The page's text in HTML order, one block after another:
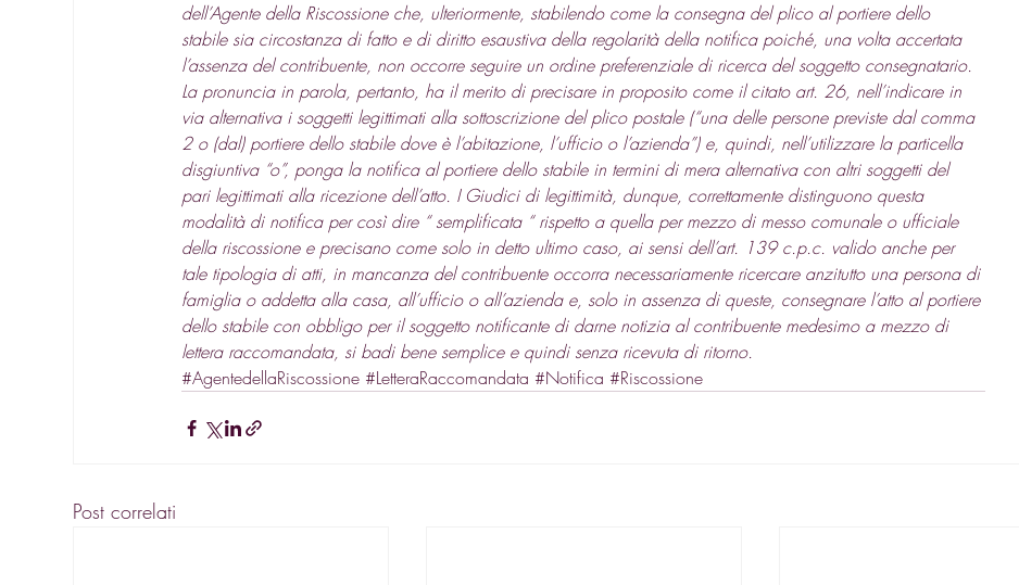
dell’Agente della Riscossione che, ulteriormente, stabilendo come la consegna del plico al portiere dello
stabile sia circostanza di fatto e di diritto esaustiva della regolarità della notifica poiché, una volta accertata
l’assenza del contribuente, non occorre seguire un ordine preferenziale di ricerca del soggetto consegnatario.
La pronuncia in parola, pertanto, ha il merito di precisare in proposito come il citato art. 26, nell’indicare in
via alternativa i soggetti legittimati alla sottoscrizione del plico postale (“una delle persone previste dal comma
2 o (dal) portiere dello stabile dove è l’abitazione, l’ufficio o l’azienda”) e, quindi, nell’utilizzare la particella
disgiuntiva “o”, ponga la notifica al portiere dello stabile in termini di mera alternativa con altri soggetti del
pari legittimati alla ricezione dell’atto. I Giudici di legittimità, dunque, correttamente distinguono questa
modalità di notifica per così dire “ semplificata “ rispetto a quella per mezzo di messo comunale o ufficiale
della riscossione e precisano come solo in detto ultimo caso, ai sensi dell’art. 139 c.p.c. valido anche per
tale tipologia di atti, in mancanza del contribuente occorra necessariamente ricercare anzitutto una persona di
famiglia o addetta alla casa, all’ufficio o all’azienda e, solo in assenza di queste, consegnare l’atto al portiere
dello stabile con obbligo per il soggetto notificante di darne notizia al contribuente medesimo a mezzo di
lettera raccomandata, si badi bene semplice e quindi senza ricevuta di ritorno.
#AgentedellaRiscossione #LetteraRaccomandata #Notifica #Riscossione
Post correlati